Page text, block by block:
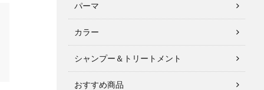
パーマ
カラー
シャンプー＆トリートメント
おすすめ商品